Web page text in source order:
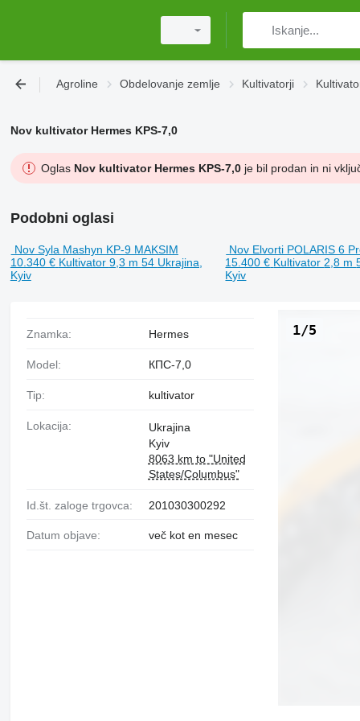
Agroline Obdelovanje zemlje Kultivatorji
Nov kultivator Hermes KPS-7,0
Oglas Nov kultivator Hermes KPS-7,0je bil prodan in ni
Podobni oglasi
Nov Syla Mashyn KP-9 MAKSIM
10.340 € Kultivator 9,3 m 54 Ukrajina,
Kyiv
Nov Elvorti POLARIS 6
15.400 € Kultivator 2,8 m
Kyiv
1/5
Znamka: Hermes
Model: КПС-7,0
Tip: kultivator
Lokacija:
Ukrajina
Kyiv
8063 km to "United
States/Columbus"
Id.št. zaloge trgovca: 201030300292
Datum objave: več kot en mesec